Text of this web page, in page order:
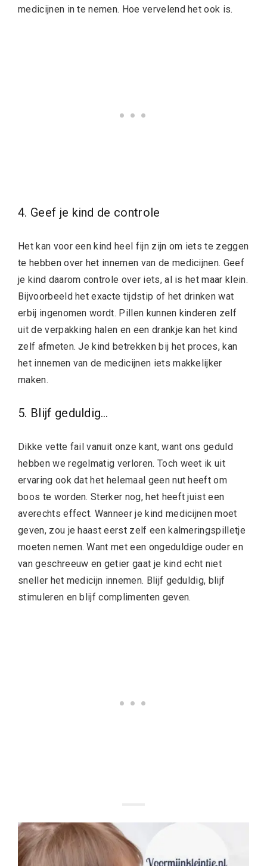
medicijnen in te nemen. Hoe vervelend het ook is.
4. Geef je kind de controle
Het kan voor een kind heel fijn zijn om iets te zeggen
te hebben over het innemen van de medicijnen. Geef
je kind daarom controle over iets, al is het maar klein.
Bijvoorbeeld het exacte tijdstip of het drinken wat
erbij ingenomen wordt. Pillen kunnen kinderen zelf
uit de verpakking halen en een drankje kan het kind
zelf afmeten. Je kind betrekken bij het proces, kan
het innemen van de medicijnen iets makkelijker
maken.
5. Blijf geduldig…
Dikke vette fail vanuit onze kant, want ons geduld
hebben we regelmatig verloren. Toch weet ik uit
ervaring ook dat het helemaal geen nut heeft om
boos te worden. Sterker nog, het heeft juist een
averechts effect. Wanneer je kind medicijnen moet
geven, zou je haast eerst zelf een kalmeringspilletje
moeten nemen. Want met een ongeduldige ouder en
van geschreeuw en getier gaat je kind echt niet
sneller het medicijn innemen. Blijf geduldig, blijf
stimuleren en blijf complimenten geven.